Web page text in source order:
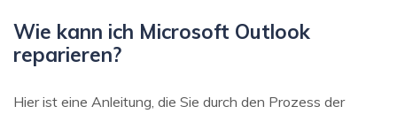
Wie kann ich Microsoft Outlook
reparieren?
Hier ist eine Anleitung, die Sie durch den Prozess der